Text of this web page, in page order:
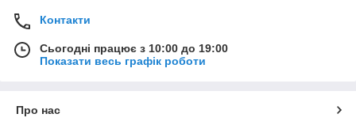
Контакти
Сьогодні працює з 10:00 до 19:00
Показати весь графік роботи
Про нас